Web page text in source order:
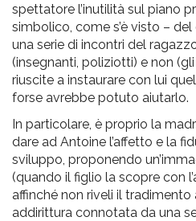
spettatore l’inutilità sul piano
simbolico, come s’è visto –
una serie di incontri del
(insegnanti, poliziotti) e non
riuscite a instaurare con lui
forse avrebbe potuto aiutarlo.
In particolare, è proprio la
dare ad Antoine l’affetto e la
sviluppo, proponendo
(quando il figlio la scopre con
affinché non riveli il tradimento
addirittura connotata da una